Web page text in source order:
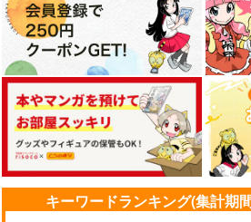
キーワードランキング(集計期